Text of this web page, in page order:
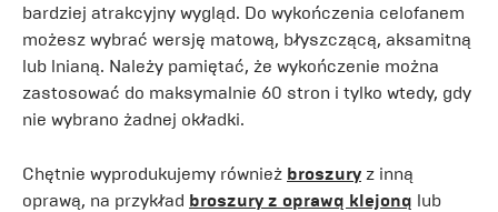
bardziej atrakcyjny wygląd. Do wykończenia celofanem
możesz wybrać wersję matową, błyszczącą, aksamitną
lub lnianą. Należy pamiętać, że wykończenie można
zastosować do maksymalnie 60 stron i tylko wtedy, gdy
nie wybrano żadnej okładki.
Chętnie wyprodukujemy również broszury z inną
oprawą, na przykład broszury z oprawą klejoną lub